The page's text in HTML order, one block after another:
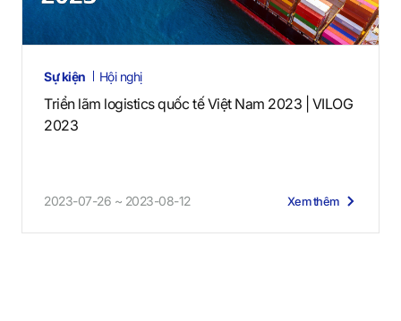
Sự kiện Hội nghị
Triển lãm logistics quốc tế Việt Nam 2023 | VILOG
2023
2023-07-26 ~ 2023-08-12 Xem thêm